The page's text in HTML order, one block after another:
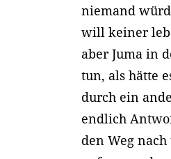
niemand
will keiner
aber Juma in
tun, als hätte
durch ein
endlich
den Weg